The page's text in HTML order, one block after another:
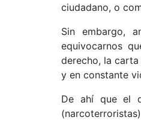
ciudadano, o
Sin embargo,
equivocarnos
derecho, la
y en constante
De ahí que el